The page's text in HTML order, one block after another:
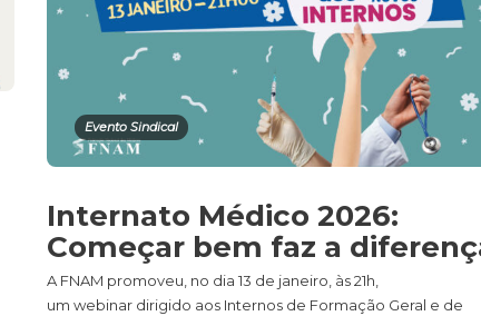
Evento Sindical
Internato Médico 2026:
Começar bem faz a
A FNAM promoveu, no dia 13 de janeiro, às 21h,
um webinar dirigido aos Internos de Formação Geral e de